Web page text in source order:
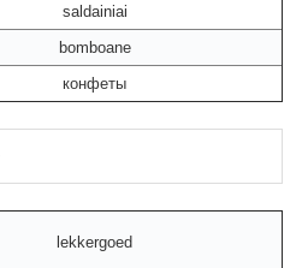
saldainiai
bomboane
конфеты
lekkergoed